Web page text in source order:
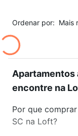
Ordenar por: Mais
Apartamentos
encontre na
Por que
SC na Loft?